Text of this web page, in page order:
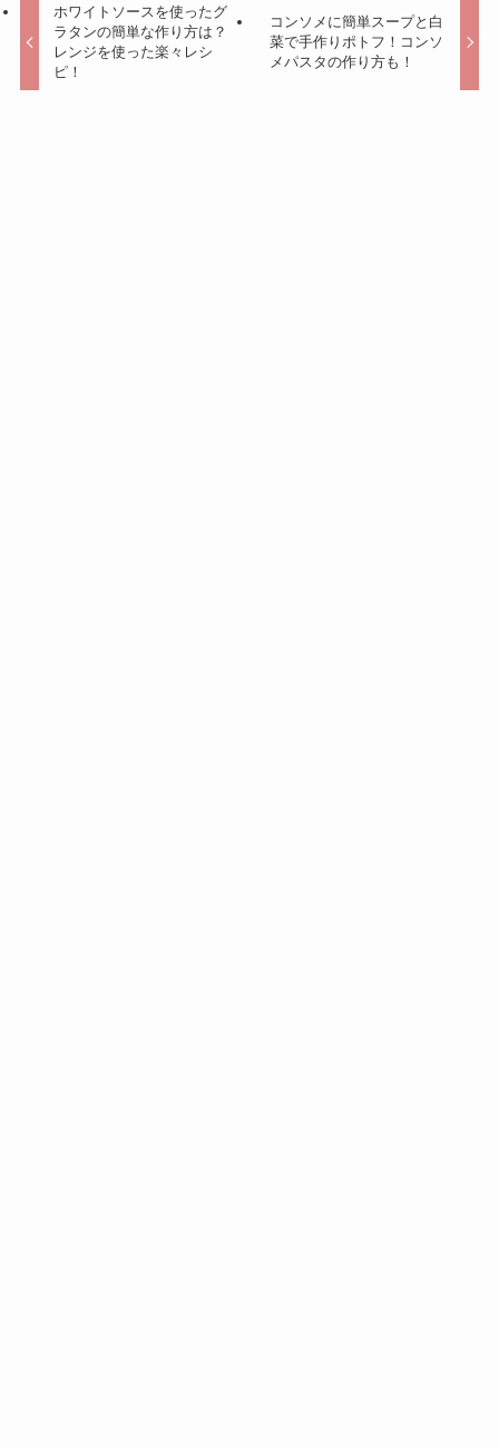
ホワイトソースを使ったグ
ラタンの簡単な作り方は？
レンジを使った楽々レシ
ピ！
コンソメに簡単スープと白
菜で手作りポトフ！コンソ
メパスタの作り方も！